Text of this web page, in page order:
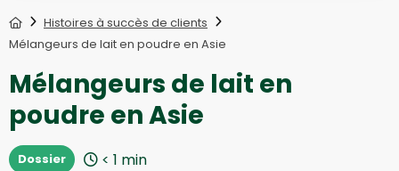
HomeHistoires à succès de clients
Mélangeurs de lait en poudre en Asie
Mélangeurs de lait en
poudre en Asie
Dossier < 1 min